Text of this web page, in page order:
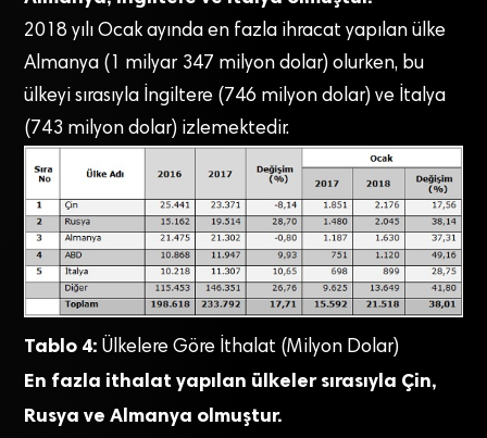
2018 yılı Ocak ayında en fazla ihracat yapılan ülke
Almanya (1 milyar 347 milyon dolar) olurken, bu
ülkeyi sırasıyla İngiltere (746 milyon dolar) ve İtalya
(743 milyon dolar) izlemektedir.
Tablo 4: Ülkelere Göre İthalat (Milyon Dolar)
En fazla ithalat yapılan ülkeler sırasıyla Çin,
Rusya ve Almanya olmuştur.